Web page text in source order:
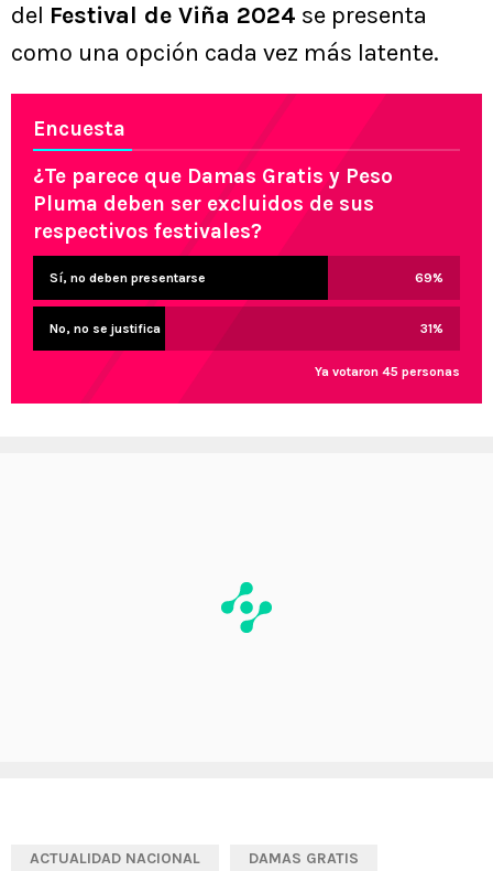
del Festival de Viña 2024 se presenta
como una opción cada vez más latente.
Encuesta
¿Te parece que Damas Gratis y Peso
Pluma deben ser excluidos de sus
respectivos festivales?
Sí, no deben presentarse 69%
No, no se justifica 31%
Ya votaron 45 personas
ACTUALIDAD NACIONAL DAMAS GRATIS